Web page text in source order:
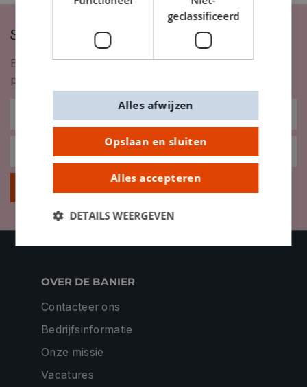
Schrijf je in op onze nieuwsbrief
Blijf op de hoogte van nieuwigheden, inspiratie,
promoties en meer!
OVER DE BANIER
Contacteer ons
Bedrijfsinformatie
Onze missie
Vacatures
geclassificeerd
Opslaan en sluiten
Alles accepteren
Alles afwijzen
DETAILS WEERGEVEN